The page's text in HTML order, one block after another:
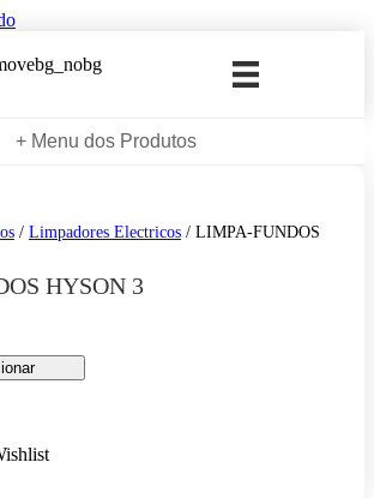
+ Menu dos Produtos
/ Limpadores Electricos / LIMPA-FUNDOS
HYSON 3